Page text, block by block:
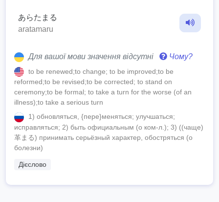
あらたまる
aratamaru
Для вашої мови значення відсутні Чому?
to be renewed;to change; to be improved;to be
reformed;to be revised;to be corrected; to stand on
ceremony;to be formal; to take a turn for the worse (of an
illness);to take a serious turn
1) обновляться, {пере}меняться; улучшаться;
исправляться; 2) быть официальным (о ком-л.); 3) ((чаще)
革まる) принимать серьёзный характер, обостряться (о
болезни)
Дієслово